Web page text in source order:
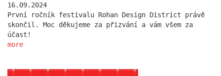
16.09.2024
První ročník festivalu Rohan Design District právě
skončil. Moc děkujeme za přizvání a vám všem za
účast!
more